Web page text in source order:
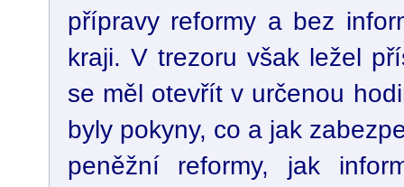
přípravy reformy a bez
kraji. V trezoru však ležel
se měl otevřít v určenou
byly pokyny, co a jak
peněžní reformy, jak